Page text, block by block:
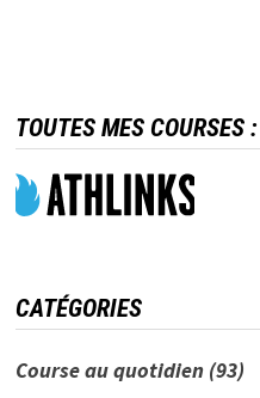
TOUTES MES COURSES :
CATÉGORIES
Course au quotidien(93)